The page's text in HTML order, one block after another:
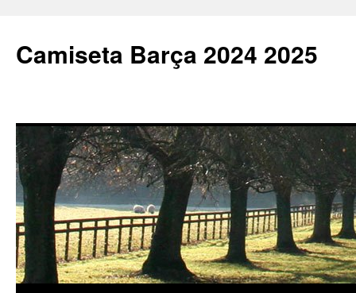
Camiseta Barça 2024 2025